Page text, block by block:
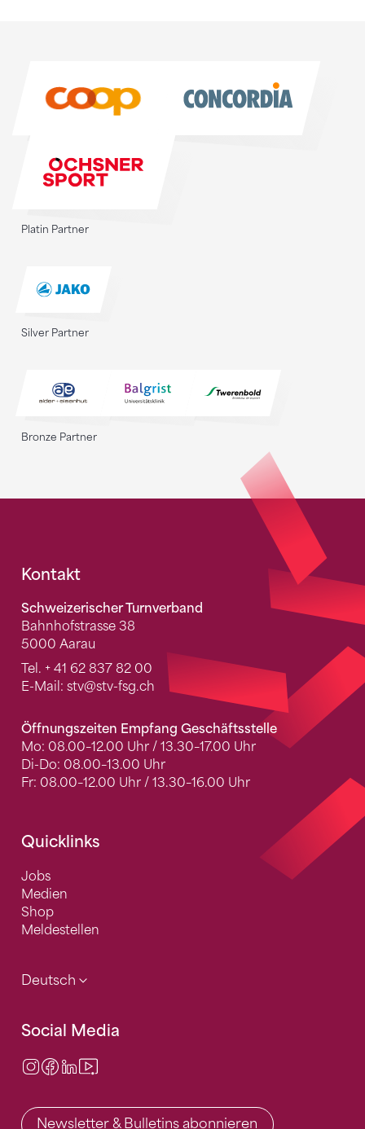
Platin Partner
Silver Partner
Bronze Partner
Fusszeile
Kontakt
Schweizerischer Turnverband
Bahnhofstrasse 38
5000 Aarau
Tel. + 41 62 837 82 00
E-Mail: stv@stv-fsg.ch
Öffnungszeiten Empfang Geschäftsstelle
Mo: 08.00–12.00 Uhr / 13.30–17.00 Uhr
Di-Do: 08.00–13.00 Uhr
Fr: 08.00–12.00 Uhr / 13.30–16.00 Uhr
Quicklinks
Jobs
Medien
Shop
Meldestellen
Deutsch
Social Media
Instagram
Facebook
LinkedIn
Newsletter & Bulletins abonnieren